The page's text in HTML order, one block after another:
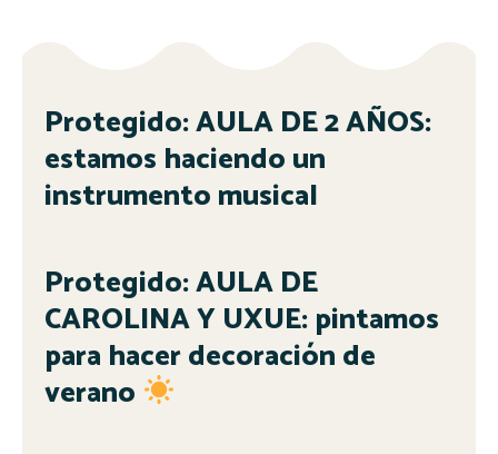
Protegido: AULA DE 2 AÑOS:
estamos haciendo un
instrumento musical
Protegido: AULA DE
CAROLINA Y UXUE: pintamos
para hacer decoración de
verano